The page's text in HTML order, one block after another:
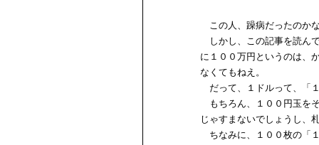
この人、躁病だったのか
しかし、この記事を読ん
に１００万円というのは、
なくてもねえ。
だって、１ドルって、「
もちろん、１００円玉を
じゃすまないでしょうし、
ちなみに、１００枚の「